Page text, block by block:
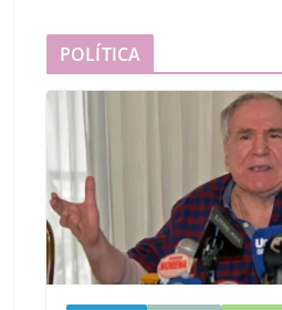
POLÍTICA